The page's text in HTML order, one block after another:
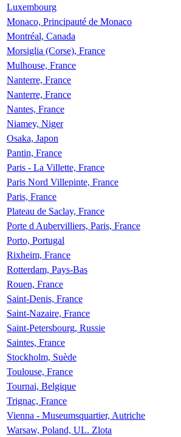
Luxembourg
Monaco, Principauté de Monaco
Montréal, Canada
Morsiglia (Corse), France
Mulhouse, France
Nanterre, France
Nanterre, France
Nantes, France
Niamey, Niger
Osaka, Japon
Pantin, France
Paris - La Villette, France
Paris Nord Villepinte, France
Paris, France
Plateau de Saclay, France
Porte d Aubervilliers, Paris, France
Porto, Portugal
Rixheim, France
Rotterdam, Pays-Bas
Rouen, France
Saint-Denis, France
Saint-Nazaire, France
Saint-Petersbourg, Russie
Saintes, France
Stockholm, Suède
Toulouse, France
Tournai, Belgique
Trignac, France
Vienna - Museumsquartier, Autriche
Warsaw, Poland, UL. Zlota